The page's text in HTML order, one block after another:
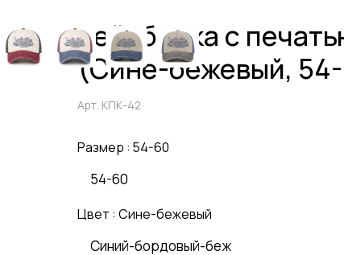
Бейсболка с
(Сине-бежевый,
Арт. КПК-42
Размер : 54-60
54-60
Цвет : Сине-бежевый
Синий-бордовый-беж